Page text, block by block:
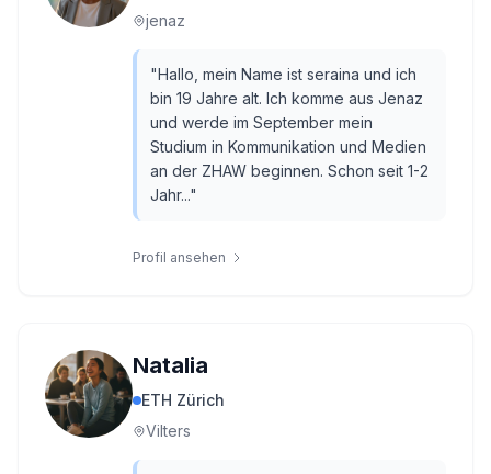
jenaz
"Hallo, mein Name ist seraina und ich
bin 19 Jahre alt. Ich komme aus Jenaz
und werde im September mein
Studium in Kommunikation und Medien
an der ZHAW beginnen. Schon seit 1-2
Jahr..."
Profil ansehen
Natalia
ETH Zürich
Vilters